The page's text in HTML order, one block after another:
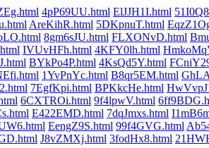
4pP69UU.html ElJJH1I.html
AreKihR.html 5DKpnuT.html
8gm6sJU.html FLXONvD.html
IVUvHFh.html 4KFY0lh.html
BYkPo4P.html 4KsQd5Y.html
1YvPnYc.html B8qr5EM.html
7EgfKpi.html BPKkcHe.html
6CXTROi.html 9f4lpwV.html
E422EMD.html 7dqJmxs.html
EengZ9S.html 99f4GVG.html
J8vZMXj.html 3fodHx8.html